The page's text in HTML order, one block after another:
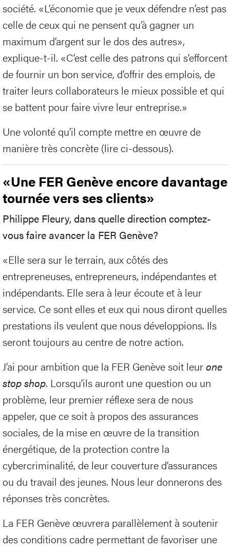
société. «L’économie que je veux défendre n’est pas
celle de ceux qui ne pensent qu’à gagner un
maximum d’argent sur le dos des autres»,
explique-t-il. «C’est celle des patrons qui s’efforcent
de fournir un bon service, d’offrir des emplois, de
traiter leurs collaborateurs le mieux possible et qui
se battent pour faire vivre leur entreprise.»
Une volonté qu’il compte mettre en œuvre de
manière très concrète (lire ci-dessous).
«Une FER Genève encore davantage
tournée vers ses clients»
Philippe Fleury, dans quelle direction comptez-
vous faire avancer la FER Genève?
«Elle sera sur le terrain, aux côtés des
entrepreneuses, entrepreneurs, indépendantes et
indépendants. Elle sera à leur écoute et à leur
service. Ce sont elles et eux qui nous diront quelles
prestations ils veulent que nous développions. Ils
seront toujours au centre de notre action.
J’ai pour ambition que la FER Genève soit leurone
stop shop. Lorsqu’ils auront une question ou un
problème, leur premier réflexe sera de nous
appeler, que ce soit à propos des assurances
sociales, de la mise en œuvre de la transition
énergétique, de la protection contre la
cybercriminalité, de leur couverture d’assurances
ou du travail des jeunes. Nous leur donnerons des
réponses très concrètes.
La FER Genève œuvrera parallèlement à soutenir
des conditions cadre permettant de favoriser une